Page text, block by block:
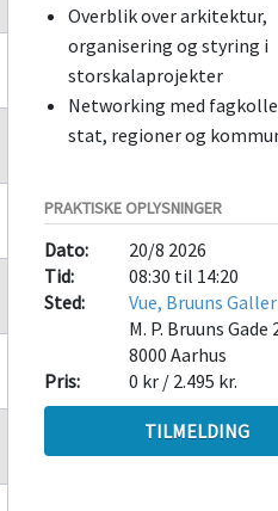
Overblik over arkitektur,
organisering og styring i
storskalaprojekter
Networking med
stat, regioner og
PRAKTISKE OPLYSNINGER
Dato:
20/8 2026
Tid:
08:30 til 14:20
Sted:
Vue, Bruuns
M. P. Bruuns Gade
8000Aarhus
Pris:
0 kr / 2.495 kr.
TILMELDING